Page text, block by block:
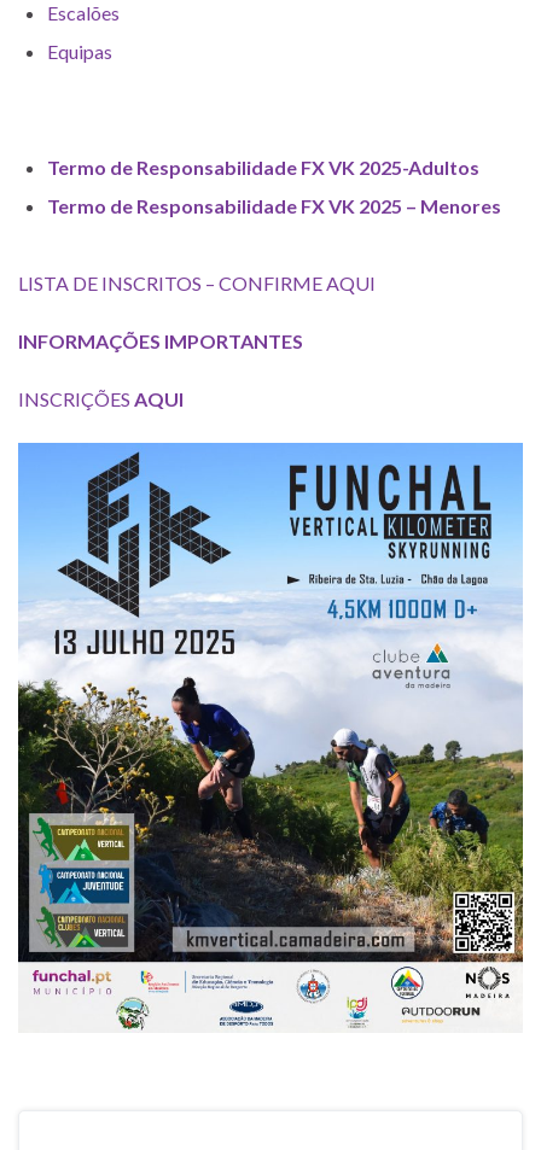
Escalões
Equipas
Termo de Responsabilidade FX VK 2025-Adultos
Termo de Responsabilidade FX VK 2025 – Menores
LISTA DE INSCRITOS – CONFIRME AQUI
INFORMAÇÕES IMPORTANTES
INSCRIÇÕES AQUI